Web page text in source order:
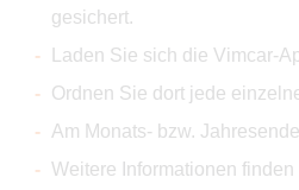
gesichert.
Laden Sie sich die Vimcar-
Ordnen Sie dort jede
Am Monats- bzw.
Weitere Informationen